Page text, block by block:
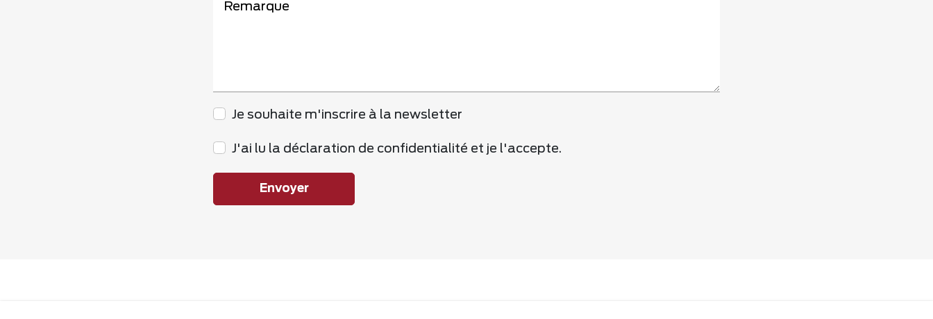
Remarque
Je souhaite m'inscrire à la newsletter
J'ai lu la déclaration de confidentialité et je l'accepte.
Envoyer